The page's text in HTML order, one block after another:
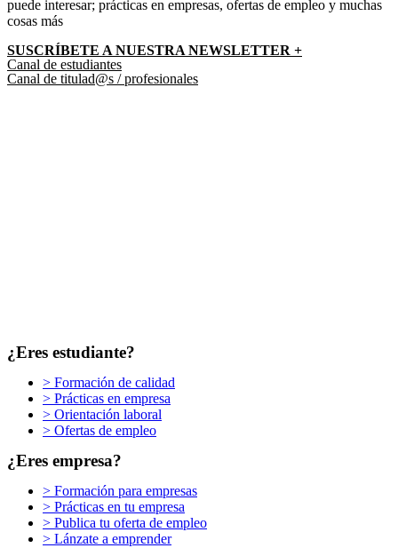
puede interesar; prácticas en empresas, ofertas de empleo y muchas
cosas más
SUSCRÍBETE A NUESTRA NEWSLETTER +​
Canal de estudiantes
Canal de titulad@s / profesionales
¿Eres estudiante?
> Formación de calidad
> Prácticas en empresa
> Orientación laboral
> Ofertas de empleo
¿Eres empresa?
> Formación para empresas
> Prácticas en tu empresa
> Publica tu oferta de empleo
> Lánzate a emprender